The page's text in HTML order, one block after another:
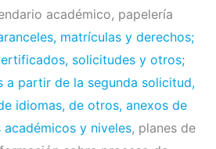
académico, papelería
matrículas y derechos;
solicitudes y otros;
a partir de la segunda solicitud,
idiomas, de otros, anexos de
y niveles, planes de